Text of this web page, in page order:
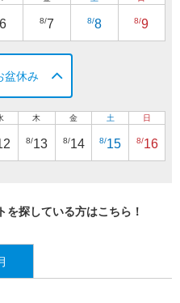
6 8/7 8/8 8/9
盆休み
木
8/13
金
8/14
土
8/15
日
8/16
探している方はこちら！